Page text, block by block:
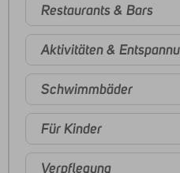
Restaurants & Bars
Aktivitäten &
Schwimmbäder
Für Kinder
Verpflegung